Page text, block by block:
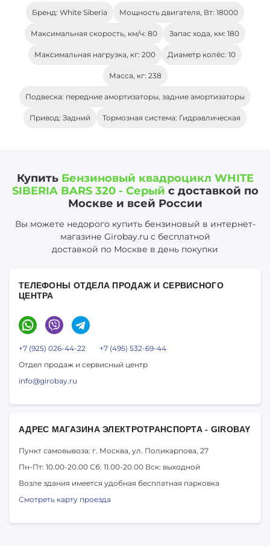
Бренд: White Siberia Мощность двигателя, Вт: 18000
Максимальная скорость, км/ч: 80 Запас хода, км: 180
Максимальная нагрузка, кг: 200 Диаметр колёс: 10
Масса, кг: 238
Подвеска: передние амортизаторы, задние амортизаторы
Привод: Задний Тормозная система: Гидравлическая
Купить Бензиновый квадроцикл WHITE
SIBERIA BARS 320 - Серый с доставкой по
Москве и всей России
Вы можете недорого купить бензиновый в интернет-
магазине Girobay.ru с бесплатной
доставкой по Москве в день покупки
ТЕЛЕФОНЫ ОТДЕЛА ПРОДАЖ И СЕРВИСНОГО
ЦЕНТРА
+7 (925) 026-44-22
+7 (495) 532-69-44
Отдел продаж и сервисный центр
info@girobay.ru
АДРЕС МАГАЗИНА ЭЛЕКТРОТРАНСПОРТА - GIROBAY
Пункт самовывоза: г. Москва, ул. Поликарпова, 27
Пн-Пт: 10.00-20.00 Сб: 11.00-20.00 Вск: выходной
Возле здания имеется удобная бесплатная парковка
Смотреть карту проезда